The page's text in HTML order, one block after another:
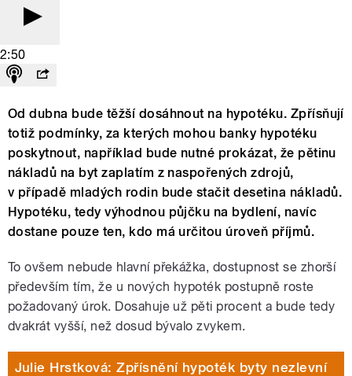
2:50
Od dubna bude těžší dosáhnout na hypotéku. Zpřísňují
totiž podmínky, za kterých mohou banky hypotéku
poskytnout, například bude nutné prokázat, že pětinu
nákladů na byt zaplatím z naspořených zdrojů,
v případě mladých rodin bude stačit desetina nákladů.
Hypotéku, tedy výhodnou půjčku na bydlení, navíc
dostane pouze ten, kdo má určitou úroveň příjmů.
To ovšem nebude hlavní překážka, dostupnost se zhorší
především tím, že u nových hypoték postupně roste
požadovaný úrok. Dosahuje už pěti procent a bude tedy
dvakrát vyšší, než dosud bývalo zvykem.
Julie Hrstková: Zpřísnění hypoték byty nezlevní